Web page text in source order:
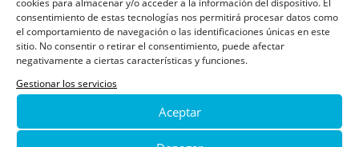
cookies para almacenar y/o acceder a la información del dispositivo. El
consentimiento de estas tecnologías nos permitirá procesar datos como
el comportamiento de navegación o las identificaciones únicas en este
sitio. No consentir o retirar el consentimiento, puede afectar
negativamente a ciertas características y funciones.
Gestionar los servicios
Aceptar
TIENDA SOLIDARIA
Colabora en la lucha contra el cáncer infantil